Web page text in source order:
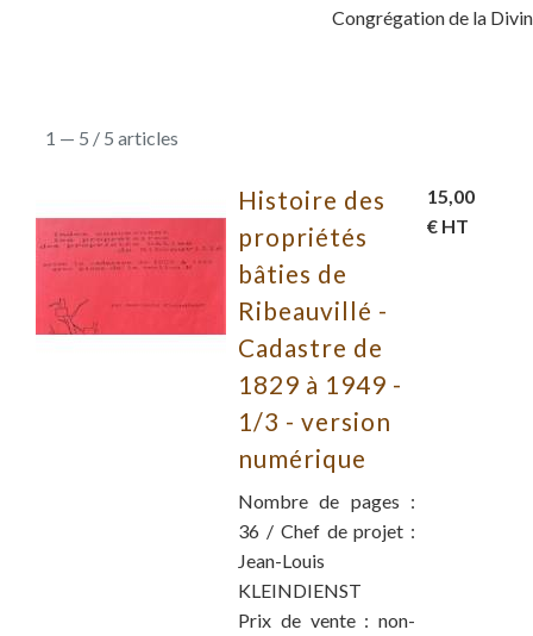
Congrégation de la
1 — 5 / 5 articles
Histoire des
propriétés
bâties de
Ribeauvillé -
Cadastre de
1829 à 1949 -
1/3 - version
numérique
Nombre de pages :
36 / Chef de projet :
Jean-Louis
KLEINDIENST
Prix de vente : non-
15,00
€ HT